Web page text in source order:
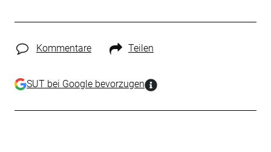
Kommentare Teilen
SUT bei Google bevorzugen